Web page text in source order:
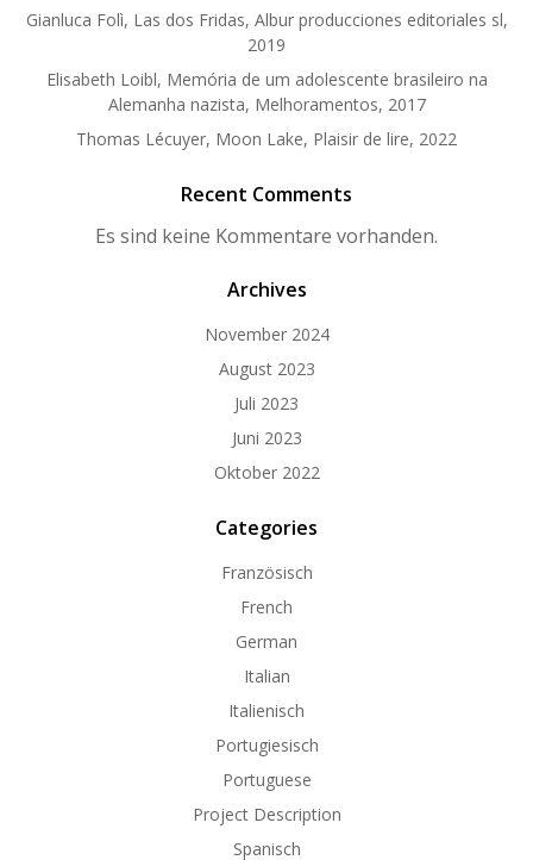
Gianluca Folì, Las dos Fridas, Albur producciones editoriales sl,
2019
Elisabeth Loibl, Memória de um adolescente brasileiro na
Alemanha nazista, Melhoramentos, 2017
Thomas Lécuyer, Moon Lake, Plaisir de lire, 2022
Recent Comments
Es sind keine Kommentare vorhanden.
Archives
November 2024
August 2023
Juli 2023
Juni 2023
Oktober 2022
Categories
Französisch
French
German
Italian
Italienisch
Portugiesisch
Portuguese
Project Description
Spanisch